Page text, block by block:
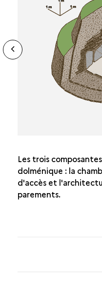
Les trois
dolménique : la
d'accès et
parements.